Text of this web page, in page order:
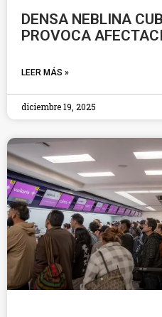
DENSA NEBLINA
PROVOCA
LEER MÁS »
diciembre 19, 2025